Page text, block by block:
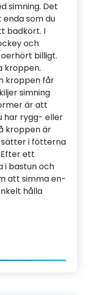
simning. Det
som du
badkort. I
och
billigt.
kroppen.
kroppen får
simning
är att
har rygg- eller
kroppen är
i fötterna
ett
i bastun och
att simma en-
hålla